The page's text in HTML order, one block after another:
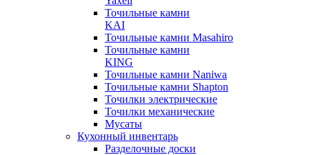
Точильные камни
KAI
Точильные камни Masahiro
Точильные камни
KING
Точильные камни Naniwa
Точильные камни Shapton
Точилки электрические
Точилки механические
Мусаты
Кухонный инвентарь
Разделочные доски